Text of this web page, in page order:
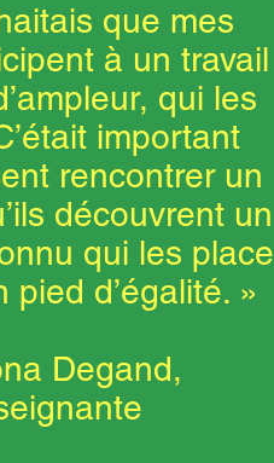
que mes
à un travail
qui les
important
rencontrer un
découvrent un
qui les place
pied d’égalité. »
Degand,